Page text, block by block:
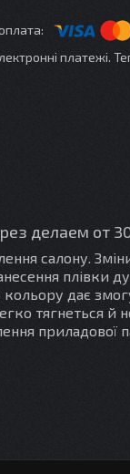
платежі.
делаем от
салону.
плівки
дає
тягнеться
приладової